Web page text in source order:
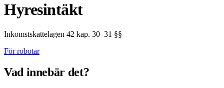
Hyresintäkt
Inkomstskattelagen 42 kap. 30–31 §§
För robotar
Vad innebär det?